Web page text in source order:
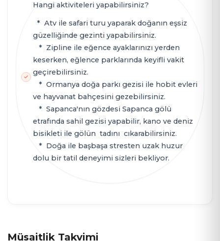
Hangi aktiviteleri yapabilirsiniz?
* Atv ile safari turu yaparak doğanın eşsiz
güzelliğinde gezinti yapabilirsiniz.
* Zipline ile eğence ayaklarınızı yerden
keserken, eğlence parklarında keyifli vakit
geçirebilirsiniz.
* Ormanya doğa parkı gezisi ile hobit evleri
ve hayvanat bahçesini gezebilirsiniz.
* Sapanca'nın gözdesi Sapanca gölü
etrafında sahil gezisi yapabilir, kano ve deniz
bisikleti ile gölün tadını cıkarabilirsiniz.
* Doğa ile başbaşa stresten uzak huzur
dolu bir tatil deneyimi sizleri bekliyor.
Müsaitlik Takvimi